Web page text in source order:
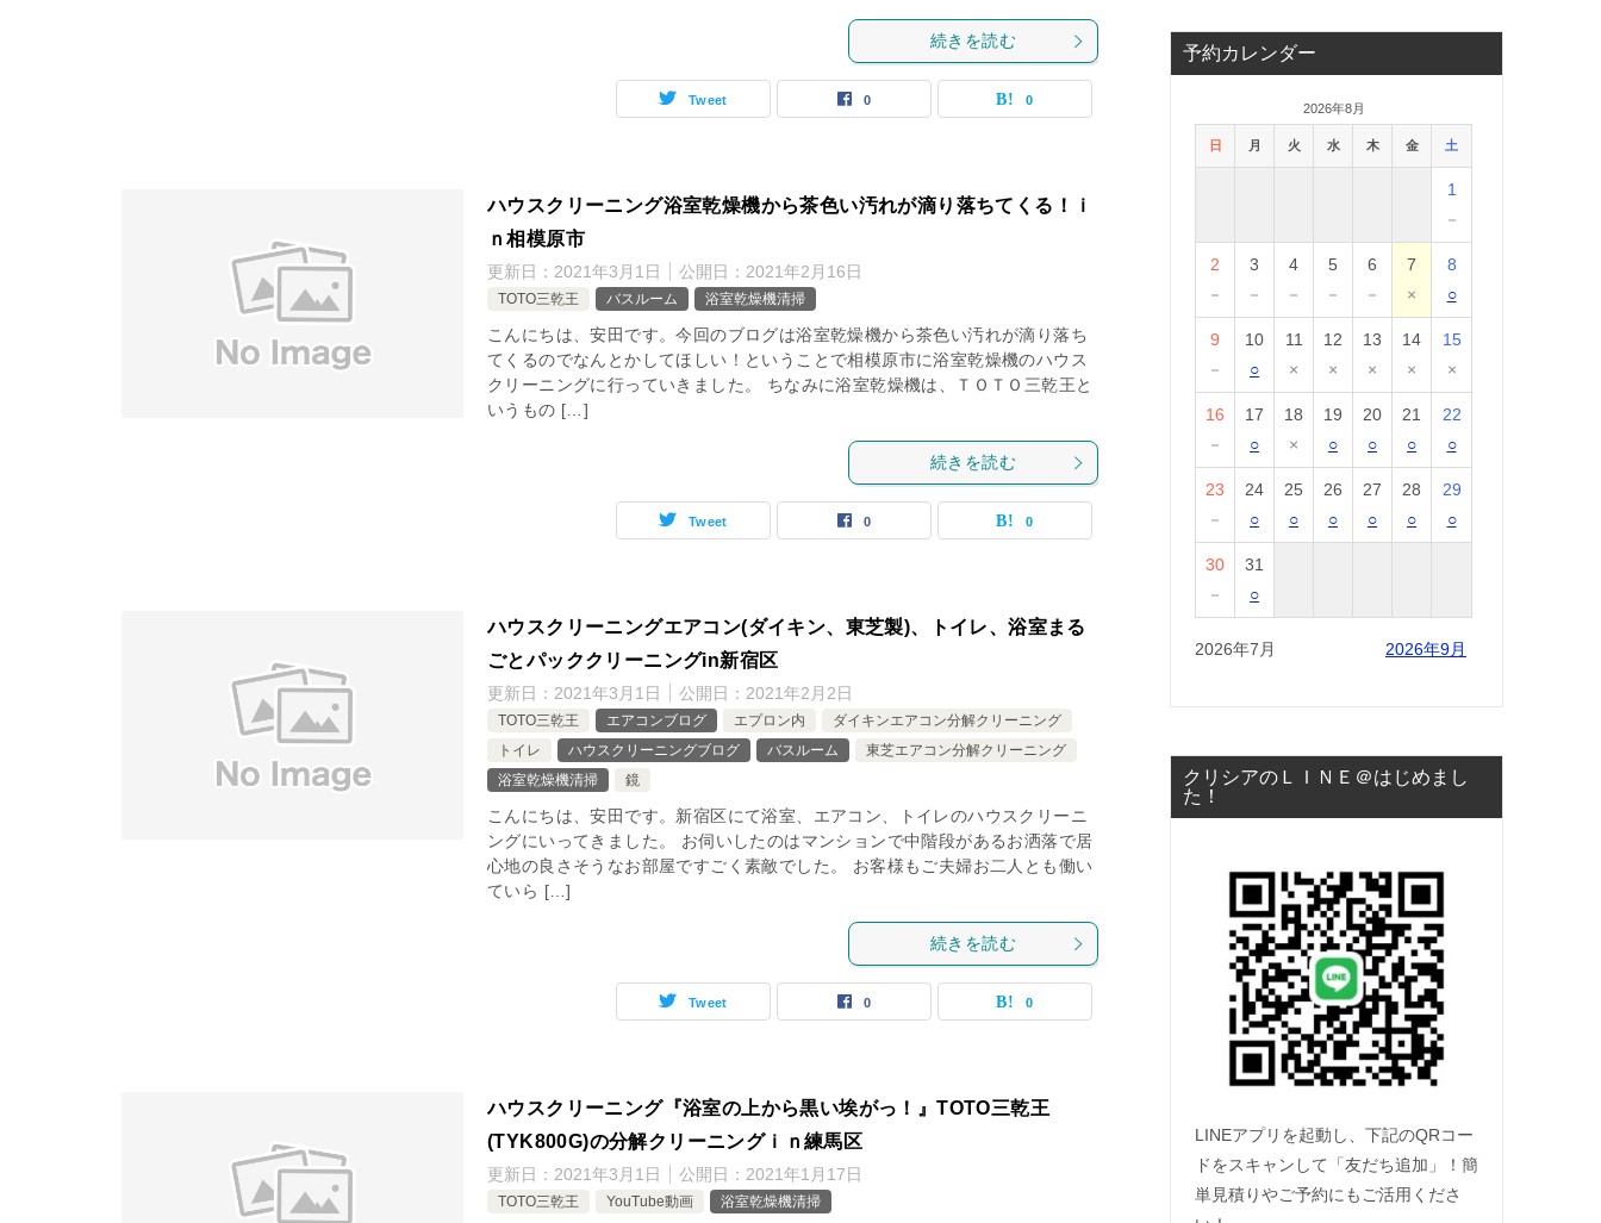
続きを読む
Tweet 0 0
ハウスクリーニング浴室乾燥機から茶色い汚れが滴り落ちてくる！ｉ
ｎ相模原市
更新日： 2021年3月1日 公開日： 2021年2月16日
TOTO三乾王 バスルーム 浴室乾燥機清掃
こんにちは、安田です。今回のブログは浴室乾燥機から茶色い汚れが滴り落ち
てくるのでなんとかしてほしい！ということで相模原市に浴室乾燥機のハウス
クリーニングに行っていきました。 ちなみに浴室乾燥機は、ＴＯＴＯ三乾王と
いうもの […]
続きを読む
Tweet 0 0
ハウスクリーニングエアコン(ダイキン、東芝製)、トイレ、浴室まる
ごとパッククリーニングin新宿区
更新日： 2021年3月1日 公開日： 2021年2月2日
TOTO三乾王 エアコンブログ エプロン内
ダイキンエアコン分解クリーニング
トイレ
ハウスクリーニングブログ バスルーム
東芝エアコン分解クリーニング
浴室乾燥機清掃
鏡
こんにちは、安田です。新宿区にて浴室、エアコン、トイレのハウスクリーニ
ングにいってきました。 お伺いしたのはマンションで中階段があるお洒落で居
心地の良さそうなお部屋ですごく素敵でした。 お客様もご夫婦お二人とも働い
ていら […]
続きを読む
Tweet 0 0
ハウスクリーニング『浴室の上から黒い埃がっ！』TOTO三乾王
(TYK800G)の分解クリーニングｉｎ練馬区
更新日： 2021年3月1日 公開日： 2021年1月17日
TOTO三乾王 YouTube動画 浴室乾燥機清掃
予約カレンダー
2026年8月
日 月 火 水 木 金 土
1
－
2
－
3
－
4
－
5
－
6
－
7
×
8
○
9
－
10
○
11
×
12
×
13
×
14
×
15
×
16
－
17
○
18
×
19
○
20
○
21
○
22
○
23
－
24
○
25
○
26
○
27
○
28
○
29
○
30
－
31
○
2026年7月 2026年9月
クリシアのＬＩＮＥ＠はじめまし
た！
LINEアプリを起動し、下記のQRコー
ドをスキャンして「友だち追加」！簡
単見積りやご予約にもご活用くださ